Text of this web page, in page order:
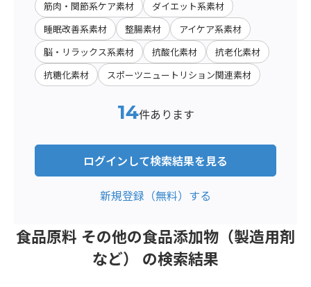
筋肉・関節系ケア素材 ダイエット系素材
睡眠改善系素材 整腸素材 アイケア系素材
脳・リラックス系素材 抗酸化素材 抗老化素材
抗糖化素材 スポーツニュートリション関連素材
14件あります
ログインして検索結果を見る
新規登録（無料）する
食品原料 その他の食品添加物（製造用剤
など） の検索結果